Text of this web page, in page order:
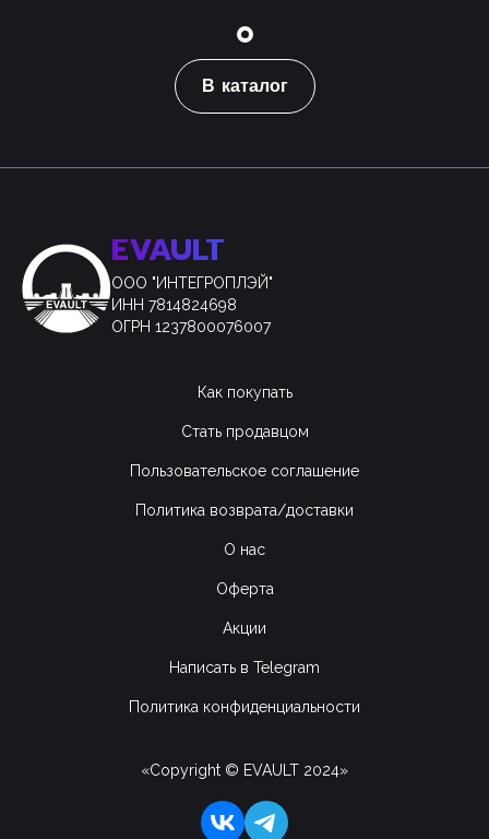
В каталог
EVAULT
ООО "ИНТЕГРОПЛЭЙ"
ИНН 7814824698
ОГРН 1237800076007
Как покупать
Стать продавцом
Пользовательское соглашение
Политика возврата/доставки
О нас
Оферта
Акции
Написать в Telegram
Политика конфиденциальности
«Copyright © EVAULT 2024»